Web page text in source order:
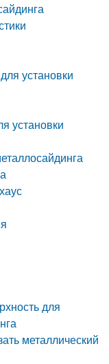
установки
установки
для
металлический